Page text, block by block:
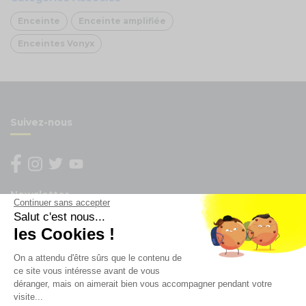
Continuer sans accepter
Salut c'est nous...
les Cookies !
On a attendu d'être sûrs que le contenu de
ce site vous intéresse avant de vous
déranger, mais on aimerait bien vous accompagner pendant votre
visite...
Enceinte Enceinte amplifiée
Enceintes Vonyx
Suivez-nous
Newsletter
Enregistrez vous à la newsletter
Restez à l'actualité sur nos produits et les offres du
moment